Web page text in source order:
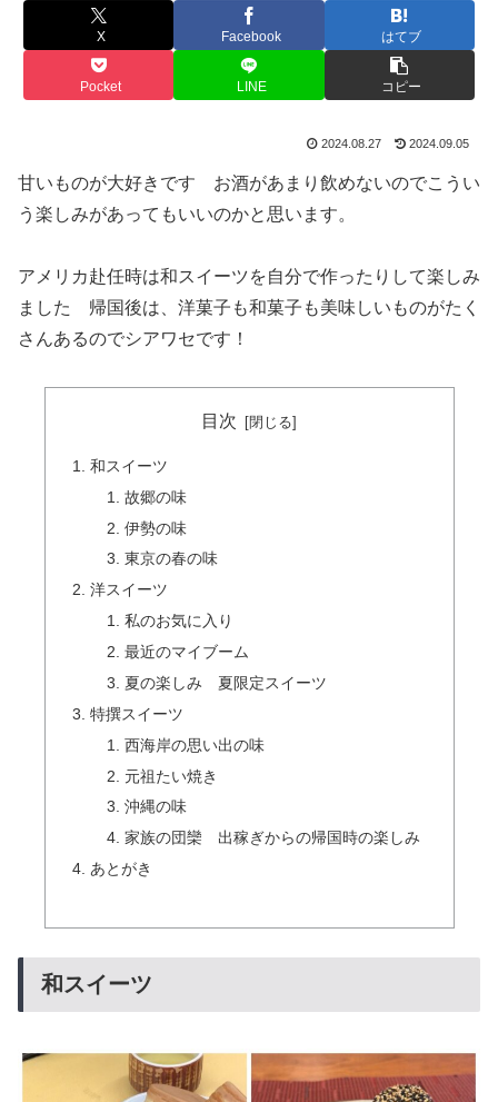
X Facebook はてブ
Pocket LINE コピー
2024.08.27 2024.09.05
甘いものが大好きです お酒があまり飲めないのでこうい
う楽しみがあってもいいのかと思います。
アメリカ赴任時は和スイーツを自分で作ったりして楽しみ
ました 帰国後は、洋菓子も和菓子も美味しいものがたく
さんあるのでシアワセです！
目次
和スイーツ
故郷の味
伊勢の味
東京の春の味
洋スイーツ
私のお気に入り
最近のマイブーム
夏の楽しみ 夏限定スイーツ
特撰スイーツ
西海岸の思い出の味
元祖たい焼き
沖縄の味
家族の団欒 出稼ぎからの帰国時の楽しみ
あとがき
和スイーツ